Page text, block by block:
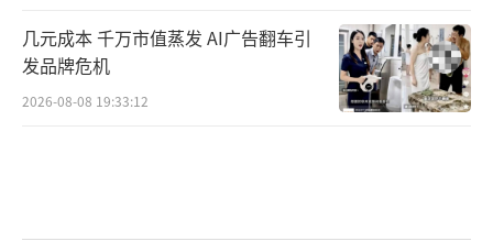
几元成本 千万市值蒸发 AI广告翻车引
发品牌危机
2026-08-08 19:33:12